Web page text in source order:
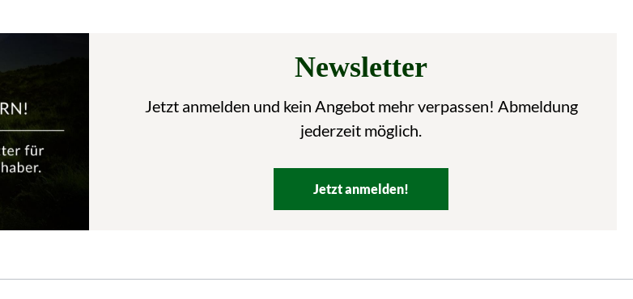
Newsletter
Jetzt anmelden und kein Angebot mehr verpassen! Abmeldung
jederzeit möglich.
Jetzt anmelden!